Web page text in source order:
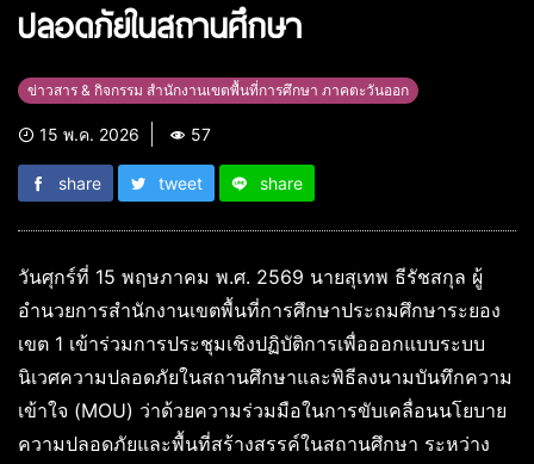
ปลอดภัยในสถานศึกษา
ข่าวสาร & กิจกรรม สำนักงานเขตพื้นที่การศึกษา ภาคตะวันออก
15 พ.ค. 2026 57
share tweet share
วันศุกร์ที่ 15 พฤษภาคม พ.ศ. 2569 นายสุเทพ ธีรัชสกุล ผู้
อำนวยการสำนักงานเขตพื้นที่การศึกษาประถมศึกษาระยอง
เขต 1 เข้าร่วมการประชุมเชิงปฏิบัติการเพื่อออกแบบระบบ
นิเวศความปลอดภัยในสถานศึกษาและพิธีลงนามบันทึกความ
เข้าใจ (MOU) ว่าด้วยความร่วมมือในการขับเคลื่อนนโยบาย
ความปลอดภัยและพื้นที่สร้างสรรค์ในสถานศึกษา ระหว่าง